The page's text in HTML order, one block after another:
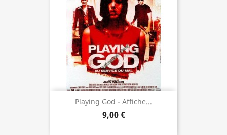
Playing God - Affiche...
9,00 €